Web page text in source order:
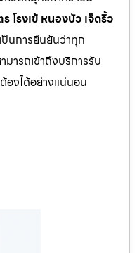
โรงเข้ หนองบัว เจ็ดริ้ว
ป็นการยืนยันว่าทุก
มารถเข้าถึงบริการรับ
องได้อย่างแน่นอน